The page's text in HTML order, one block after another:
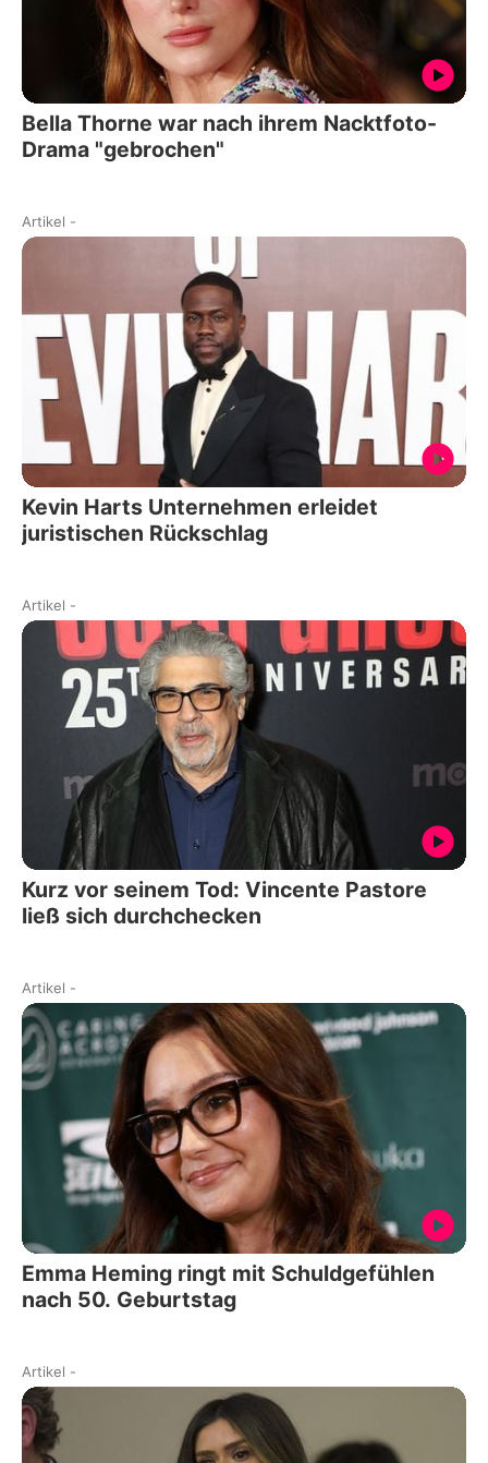
Bella Thorne war nach ihrem Nacktfoto-
Drama "gebrochen"
Artikel -
Kevin Harts Unternehmen erleidet
juristischen Rückschlag
Artikel -
Kurz vor seinem Tod: Vincente Pastore
ließ sich durchchecken
Artikel -
Emma Heming ringt mit Schuldgefühlen
nach 50. Geburtstag
Artikel -